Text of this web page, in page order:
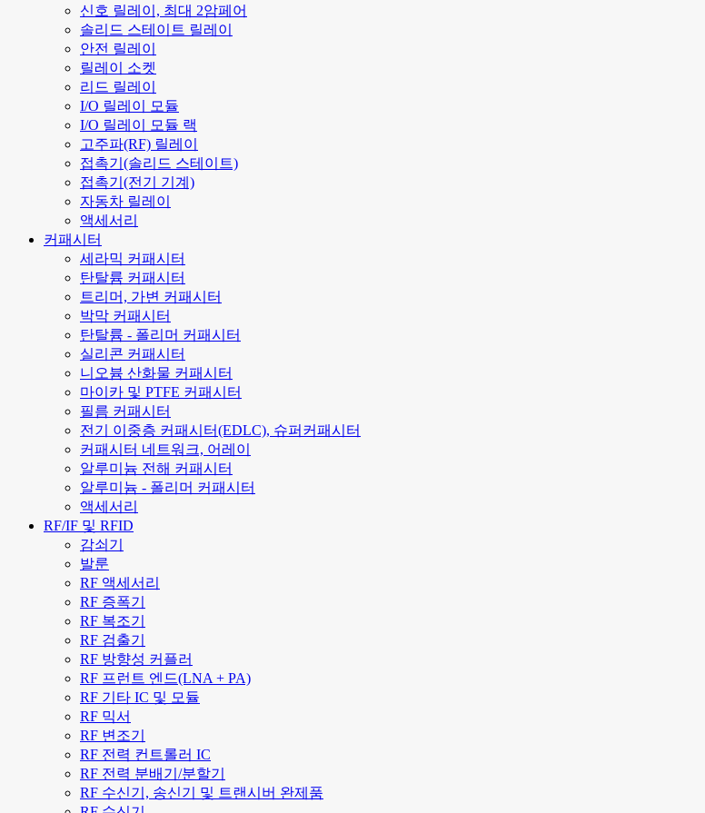
신호 릴레이, 최대 2암페어
솔리드 스테이트 릴레이
안전 릴레이
릴레이 소켓
리드 릴레이
I/O 릴레이 모듈
I/O 릴레이 모듈 랙
고주파(RF) 릴레이
접촉기(솔리드 스테이트)
접촉기(전기 기계)
자동차 릴레이
액세서리
커패시터
세라믹 커패시터
탄탈륨 커패시터
트리머, 가변 커패시터
박막 커패시터
탄탈륨 - 폴리머 커패시터
실리콘 커패시터
니오븀 산화물 커패시터
마이카 및 PTFE 커패시터
필름 커패시터
전기 이중층 커패시터(EDLC), 슈퍼커패시터
커패시터 네트워크, 어레이
알루미늄 전해 커패시터
알루미늄 - 폴리머 커패시터
액세서리
RF/IF 및 RFID
감쇠기
발룬
RF 액세서리
RF 증폭기
RF 복조기
RF 검출기
RF 방향성 커플러
RF 프런트 엔드(LNA + PA)
RF 기타 IC 및 모듈
RF 믹서
RF 변조기
RF 전력 컨트롤러 IC
RF 전력 분배기/분할기
RF 수신기, 송신기 및 트랜시버 완제품